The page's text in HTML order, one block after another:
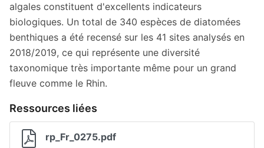
algales constituent d'excellents indicateurs
biologiques. Un total de 340 espèces de diatomées
benthiques a été recensé sur les 41 sites analysés en
2018/2019, ce qui représente une diversité
taxonomique très importante même pour un grand
fleuve comme le Rhin.
Ressources liées
rp_Fr_0275.pdf